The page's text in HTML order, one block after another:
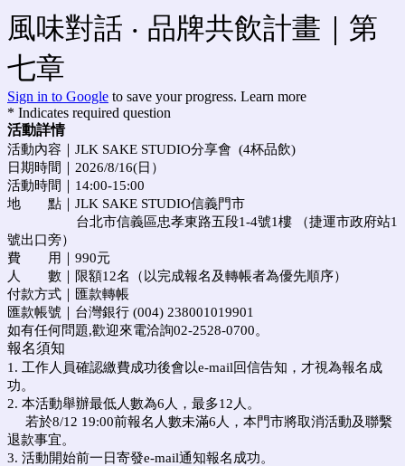
風味對話 ‧ 品牌共飲計畫｜第
七章
Sign in to Google to save your progress. Learn more
* Indicates required question
活動詳情
活動內容｜JLK SAKE STUDIO分享會 (4杯品飲)
日期時間｜2026/8/16(日）
活動時間｜14:00-15:00
地 點｜JLK SAKE STUDIO信義門市
台北市信義區忠孝東路五段1-4號1樓 （捷運市政府站1
號出口旁）
費 用｜990元
人 數｜限額12名（以完成報名及轉帳者為優先順序）
付款方式｜匯款轉帳
匯款帳號｜台灣銀行 (004) 238001019901
如有任何問題,歡迎來電洽詢02-2528-0700。
報名須知
1. 工作人員確認繳費成功後會以e-mail回信告知，才視為報名成
功。
2. 本活動舉辦最低人數為6人，最多12人。
若於8/12 19:00前報名人數未滿6人，本門市將取消活動及聯繫
退款事宜。
3. 活動開始前一日寄發e-mail通知報名成功。